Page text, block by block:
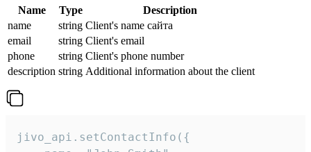
Name Type
Description
name
string Client's name сайта
email
string Client's email
phone
string Client's phone number
description string Additional information about the client
jivo_api.setContactInfo({